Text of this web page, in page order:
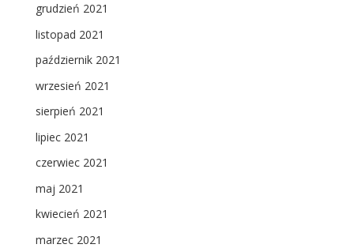
grudzień 2021
listopad 2021
październik 2021
wrzesień 2021
sierpień 2021
lipiec 2021
czerwiec 2021
maj 2021
kwiecień 2021
marzec 2021